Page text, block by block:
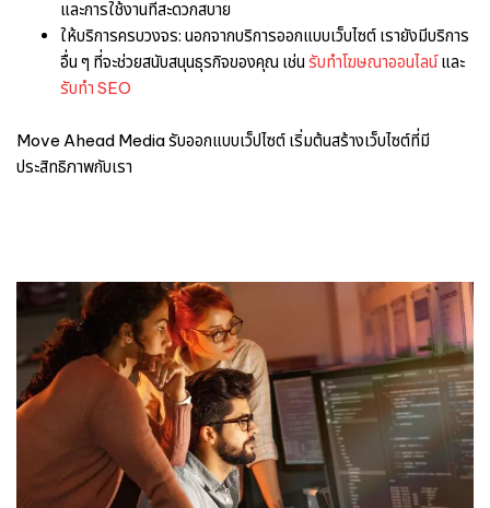
และการใช้งานที่สะดวกสบาย
ให้บริการครบวงจร: นอกจากบริการออกแบบเว็บไซต์ เรายังมีบริการ
อื่น ๆ ที่จะช่วยสนับสนุนธุรกิจของคุณ เช่น รับทำโฆษณาออนไลน์และ
รับทำ SEO
Move Ahead Media รับออกแบบเว็ปไซต์ เริ่มต้นสร้างเว็บไซต์ที่มี
ประสิทธิภาพกับเรา